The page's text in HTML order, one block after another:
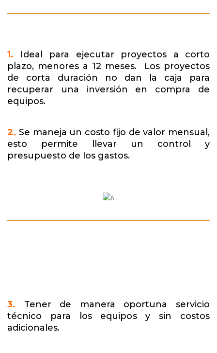
1.
Ideal para ejecutar proyectos a corto
plazo, menores a 12 meses. Los proyectos
de corta duración no dan la caja para
recuperar una inversión en compra de
equipos.
2. Se maneja un costo fijo de valor mensual,
esto permite llevar un control y
presupuesto de los gastos.
3. Tener de manera oportuna servicio
técnico para los equipos y sin costos
adicionales.